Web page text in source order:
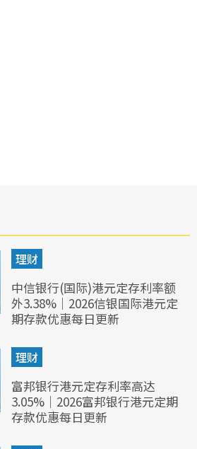
理财
中信银行(国际)港元定存利率额
外3.38%｜2026信银国际港元定
期存款优惠每日更新
理财
富邦银行港元定存利率高达
3.05%｜2026富邦银行港元定期
存款优惠每日更新